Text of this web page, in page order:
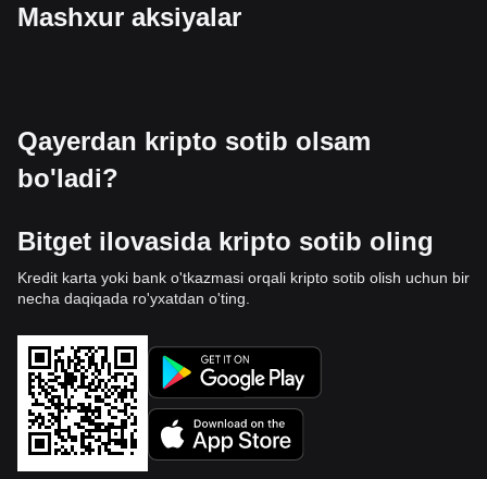
Mashxur aksiyalar
Qayerdan kripto sotib olsam
bo'ladi?
Bitget ilovasida kripto sotib oling
Kredit karta yoki bank o'tkazmasi orqali kripto sotib olish uchun bir
necha daqiqada ro'yxatdan o'ting.